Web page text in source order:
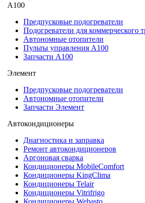
А100
Предпусковые подогреватели
Подогреватели для коммерческого
Автономные отопители
Пульты управления A100
Запчасти А100
Элемент
Предпусковые подогреватели
Автономные отопители
Запчасти Элемент
Автокондиционеры
Диагностика и заправка
Ремонт автокондиционеров
Аргоновая сварка
Кондиционеры MobileComfort
Кондиционеры KingClima
Кондиционеры Telair
Кондиционеры Vitrifrigo
Кондиционеры Webasto